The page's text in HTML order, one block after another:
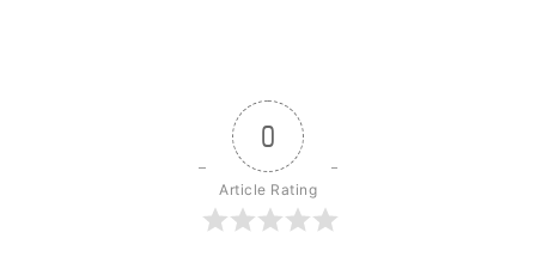
0
Article Rating